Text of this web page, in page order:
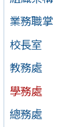
業務職掌
校長室
教務處
學務處
總務處